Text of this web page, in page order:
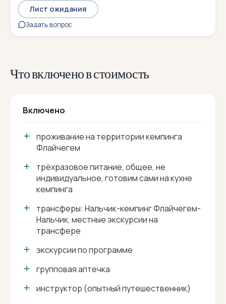
Лист ожидания
Задать вопрос
Что включено в стоимость
Включено
проживание на территории кемпинга
Флайчегем
трёхразовое питание, общее, не
индивидуальное, готовим сами на кухне
кемпинга
трансферы: Нальчик-кемпинг Флайчегем-
Нальчик, местные экскурсии на
трансфере
экскурсии по программе
групповая аптечка
инструктор (опытный путешественник)